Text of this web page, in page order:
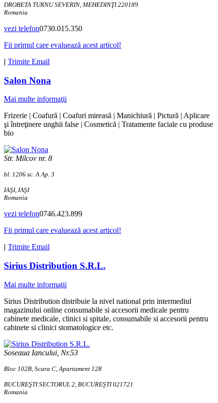
DROBETA TURNU SEVERIN, MEHEDINŢI 220189
Romania
vezi telefon0730.015.350
Fii primul care evaluează acest articol!
| Trimite Email
Salon Nona
Mai multe informaţii
Frizerie | Coafură | Coafuri mireasă | Manichiură | Pictură | Aplicare
şi întreţinere unghii false | Cosmetică | Tratamente faciale cu produse
bio
Str. Milcov nr. 8
bl. 1206 sc. A Ap. 3
IAŞI, IAŞI
Romania
vezi telefon0746.423.899
Fii primul care evaluează acest articol!
Trimite Email
Sirius Distribution S.R.L.
Mai multe informaţii
Sirius Distribution distribuie la nivel national prin intermediul
magazinului online consumabile si accesorii medicale pentru
cabinete medicale, clinici si spitale, consumabile si accesorii pentru
cabinete si clinici stomatologice etc.
Soseaua Iancului, Nr.53
Bloc 102B, Scara C, Apartament 128
BUCUREŞTI SECTORUL 2, BUCUREŞTI 021721
Romania